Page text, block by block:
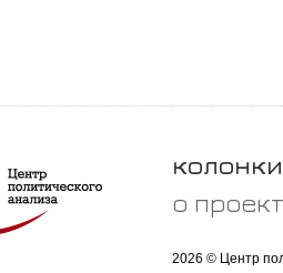
колонки
о
2026 © Центр